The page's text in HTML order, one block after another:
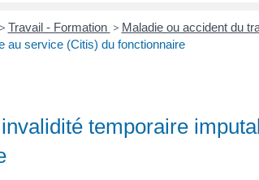
> Travail - Formation > Maladie ou accident du
au service (Citis) du fonctionnaire
temporaire